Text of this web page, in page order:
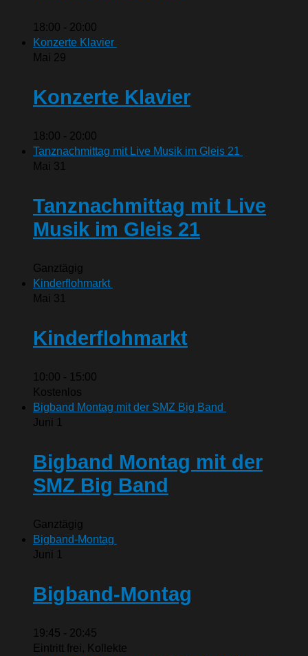
18:00 - 20:00
Konzerte Klavier
Mai 29
Konzerte Klavier
18:00 - 20:00
Tanznachmittag mit Live Musik im Gleis 21
Mai 31
Tanznachmittag mit Live
Musik im Gleis 21
Ganztägig
Kinderflohmarkt
Mai 31
Kinderflohmarkt
10:00 - 15:00
Kostenlos
Bigband Montag mit der SMZ Big Band
Juni 1
Bigband Montag mit der
SMZ Big Band
Ganztägig
Bigband-Montag
Juni 1
Bigband-Montag
19:45 - 20:45
Eintritt frei, Kollekte